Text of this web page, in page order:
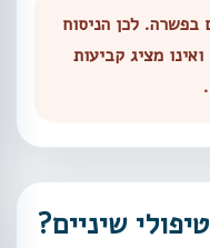
לכן הניסוח
מציג קביעות
שיניים?